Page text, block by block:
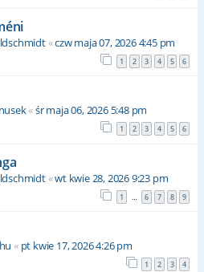
«czw maja 07, 2026 4:45 pm
1 2 3 4 5 6
«śr maja 06, 2026 5:48 pm
1 2 3 4 5 6
«wt kwie 28, 2026 9:23 pm
1 … 6 7 8 9
« pt kwie 17, 2026 4:26 pm
1 2 3 4